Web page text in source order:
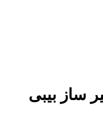
ساز بیبی